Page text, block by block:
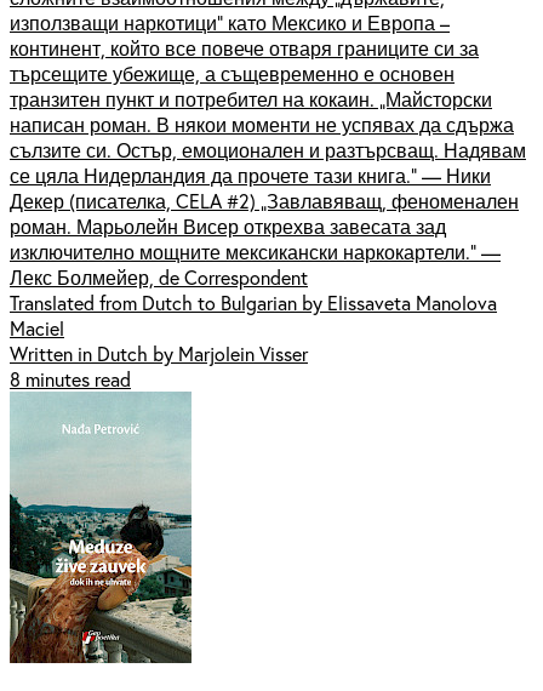
използващи наркотици“ като Мексико и Европа –
континент, който все повече отваря границите си за
търсещите убежище, а същевременно е основен
транзитен пункт и потребител на кокаин. „Майсторски
написан роман. В някои моменти не успявах да сдържа
сълзите си. Остър, емоционален и разтърсващ. Надявам
се цяла Нидерландия да прочете тази книга.“ — Ники
Декер (писателка, CELA #2) „Завлавяващ, феноменален
роман. Марьолейн Висер открехва завесата зад
изключително мощните мексикански наркокартели.“ —
Лекс Болмейер, de Correspondent
Translated from Dutch to Bulgarian by Elissaveta Manolova
Maciel
Written in Dutch by Marjolein Visser
8 minutes read